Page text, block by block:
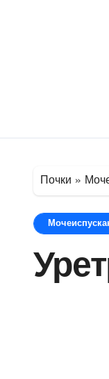
Почки »